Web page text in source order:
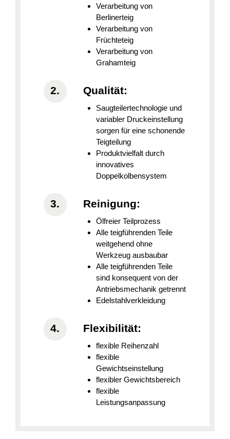
Verarbeitung von
Berlinerteig
Verarbeitung von
Früchteteig
Verarbeitung von
Grahamteig
Qualität:
Saugteilertechnologie und
variabler Druckeinstellung
sorgen für eine schonende
Teigteilung
Produktvielfalt durch
innovatives
Doppelkolbensystem
Reinigung:
Ölfreier Teilprozess
Alle teigführenden Teile
weitgehend ohne
Werkzeug ausbaubar
Alle teigführenden Teile
sind konsequent von der
Antriebsmechanik getrennt
Edelstahlverkleidung
Flexibilität:
flexible Reihenzahl
flexible
Gewichtseinstellung
flexibler Gewichtsbereich
flexible
Leistungsanpassung